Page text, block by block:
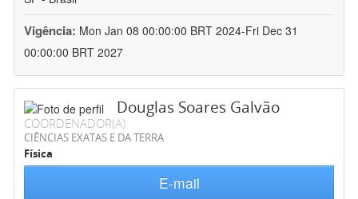
Vigência: Mon Jan 08 00:00:00 BRT 2024-Fri Dec 31
00:00:00 BRT 2027
Douglas Soares Galvão
COORDENADOR(A)
CIÊNCIAS EXATAS E DA TERRA
Física
E-mail